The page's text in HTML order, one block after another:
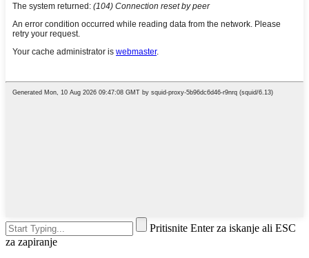
Pritisnite Enter za iskanje ali ESC
za zapiranje